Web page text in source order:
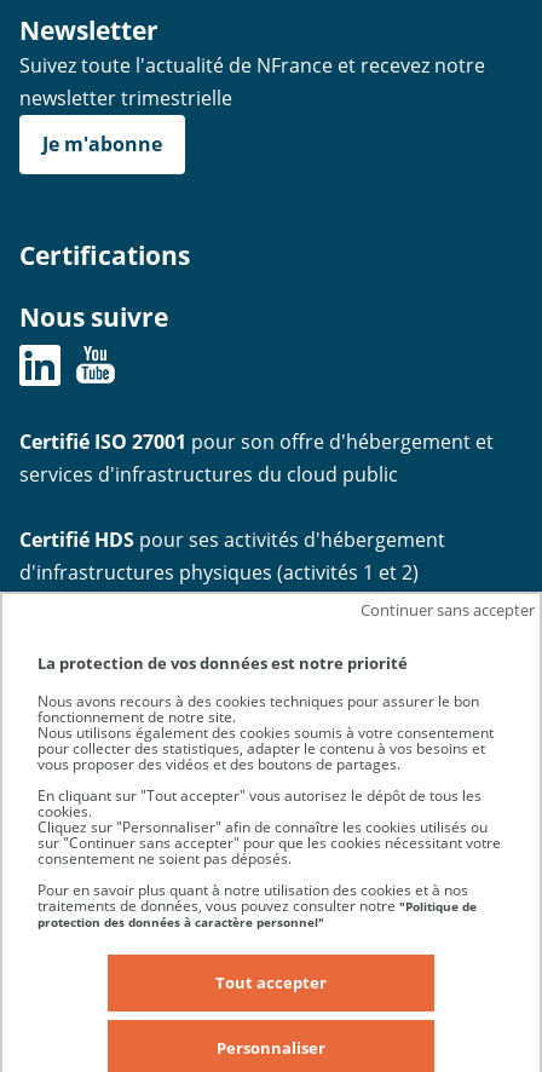
Continuer sans accepter
La protection de vos données est notre priorité
Nous avons recours à des cookies techniques pour assurer le bon
fonctionnement de notre site.
Nous utilisons également des cookies soumis à votre consentement
pour collecter des statistiques, adapter le contenu à vos besoins et
vous proposer des vidéos et des boutons de partages.
En cliquant sur "Tout accepter" vous autorisez le dépôt de tous les
cookies.
Cliquez sur "Personnaliser" afin de connaître les cookies utilisés ou
sur "Continuer sans accepter" pour que les cookies nécessitant votre
consentement ne soient pas déposés.
Pour en savoir plus quant à notre utilisation des cookies et à nos
traitements de données, vous pouvez consulter notre"Politique de
protection des données à caractère personnel"
Tout accepter
Personnaliser
Newsletter
Suivez toute l'actualité de NFrance et recevez notre
newsletter trimestrielle
Je m'abonne
Certifications
Nous suivre
Certifié ISO 27001 pour son offre d'hébergement et
services d'infrastructures du cloud public
Certifié HDS pour ses activités d'hébergement
d'infrastructures physiques (activités 1 et 2)
Certifications
ISO
27001
Mentions légales